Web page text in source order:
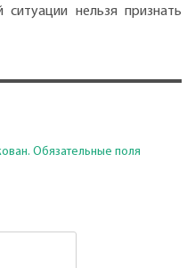
ситуации нельзя признать
Обязательные поля